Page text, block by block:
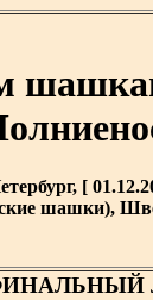
[
шашки),